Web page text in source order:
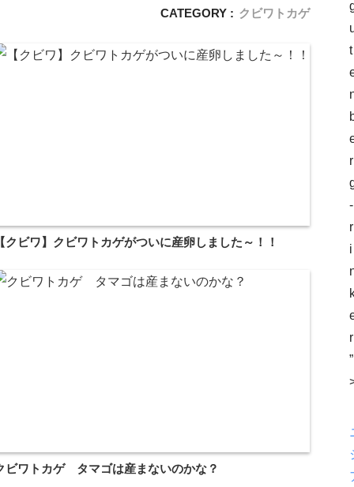
CATEGORY : クビワトカゲ
【クビワ】クビワトカゲがついに産卵しました～！！
ビワトカゲ タマゴは産まないのかな？
t
r
-
r
i
r
”